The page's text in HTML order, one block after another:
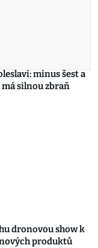
minus šest a
má silnou zbraň
dronovou show k
produktů